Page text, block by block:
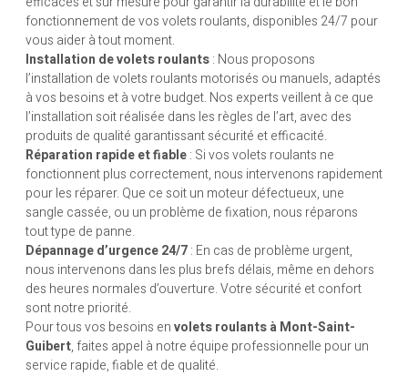
fonctionnement de vos volets roulants, disponibles 24/7 pour
vous aider à tout moment.
Installation de volets roulants: Nous proposons
l’installation de volets roulants motorisés ou manuels, adaptés
à vos besoins et à votre budget. Nos experts veillent à ce que
l’installation soit réalisée dans les règles de l’art, avec des
produits de qualité garantissant sécurité et efficacité.
Réparation rapide et fiable: Si vos volets roulants ne
fonctionnent plus correctement, nous intervenons rapidement
pour les réparer. Que ce soit un moteur défectueux, une
sangle cassée, ou un problème de fixation, nous réparons
tout type de panne.
Dépannage d’urgence 24/7: En cas de problème urgent,
nous intervenons dans les plus brefs délais, même en dehors
des heures normales d’ouverture. Votre sécurité et confort
sont notre priorité.
Pour tous vos besoins envolets roulants à Mont-Saint-
Guibert, faites appel à notre équipe professionnelle pour un
service rapide, fiable et de qualité.